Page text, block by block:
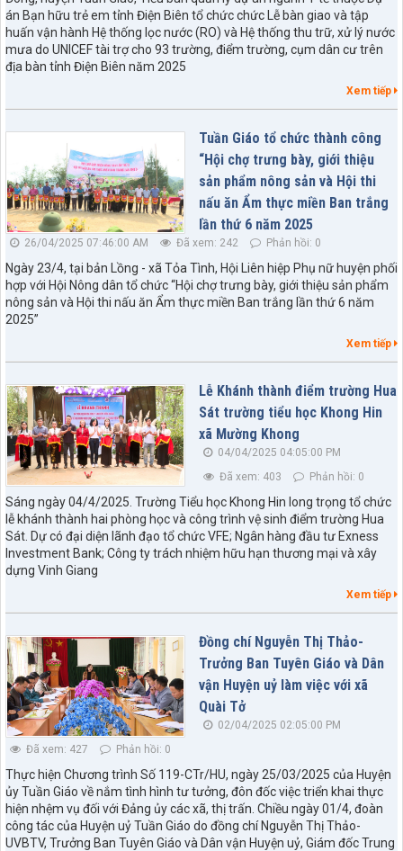
án Bạn hữu trẻ em tỉnh Điện Biên tổ chức chức Lễ bàn giao và tập
huấn vận hành Hệ thống lọc nước (RO) và Hệ thống thu trữ, xử lý nước
mưa do UNICEF tài trợ cho 93 trường, điểm trường, cụm dân cư trên
địa bàn tỉnh Điện Biên năm 2025
Xem tiếp
Tuần Giáo tổ chức thành công
“Hội chợ trưng bày, giới thiệu
sản phẩm nông sản và Hội thi
nấu ăn Ẩm thực miền Ban trắng
lần thứ 6 năm 2025
26/04/2025 07:46:00 AM Đã xem: 242 Phản hồi: 0
Ngày 23/4, tại bản Lồng - xã Tỏa Tình, Hội Liên hiệp Phụ nữ huyện phối
hợp với Hội Nông dân tổ chức “Hội chợ trưng bày, giới thiệu sản phẩm
nông sản và Hội thi nấu ăn Ẩm thực miền Ban trắng lần thứ 6 năm
2025”
Xem tiếp
Lễ Khánh thành điểm trường Hua
Sát trường tiểu học Khong Hin
xã Mường Khong
04/04/2025 04:05:00 PM
Đã xem: 403
Phản hồi: 0
Sáng ngày 04/4/2025. Trường Tiểu học Khong Hin long trọng tổ chức
lễ khánh thành hai phòng học và công trình vệ sinh điểm trường Hua
Sát. Dự có đại diện lãnh đạo tổ chức VFE; Ngân hàng đầu tư Exness
Investment Bank; Công ty trách nhiệm hữu hạn thương mại và xây
dựng Vinh Giang
Xem tiếp
Đồng chí Nguyễn Thị Thảo-
Trưởng Ban Tuyên Giáo và Dân
vận Huyện uỷ làm việc với xã
Quài Tở
02/04/2025 02:05:00 PM
Đã xem: 427
Phản hồi: 0
Thực hiện Chương trình Số 119-CTr/HU, ngày 25/03/2025 của Huyện
ủy Tuần Giáo về nắm tình hình tư tưởng, đôn đốc việc triển khai thực
hiện nhệm vụ đối với Đảng ủy các xã, thị trấn. Chiều ngày 01/4, đoàn
công tác của Huyện uỷ Tuần Giáo do đồng chí Nguyễn Thị Thảo-
UVBTV, Trưởng Ban Tuyên Giáo và Dân vận Huyện uỷ, Giám đốc Trung